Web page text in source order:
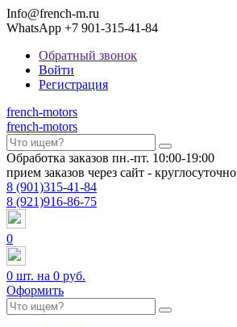
Info@french-m.ru
WhatsApp +7 901-315-41-84
Обратный звонок
Войти
Регистрация
french-motors
french-motors
Обработка заказов пн.-пт. 10:00-19:00
прием заказов через сайт - круглосуточно
8 (901)315-41-84
8 (921)916-86-75
0
0 шт. на 0 руб.
Оформить